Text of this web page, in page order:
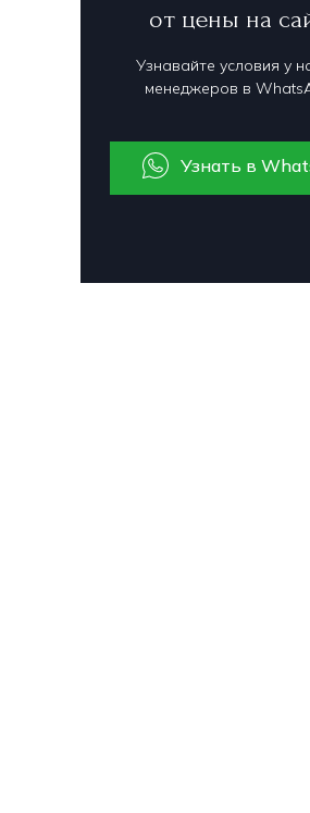
от цены на
Узнавайте условия у
менеджеров в
Узнать в